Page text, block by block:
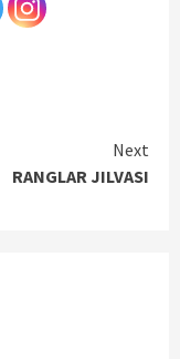
Next
RANGLAR JILVASI